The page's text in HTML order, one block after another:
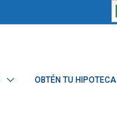
OBTÉN TU HIPOTECA